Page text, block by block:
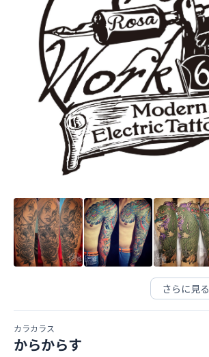
さらに見る
カラカラス
からからす